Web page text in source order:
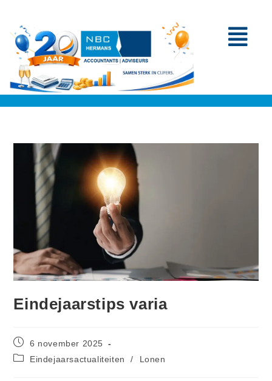
Eindejaarstips varia
6 november 2025
Eindejaarsactualiteiten
/ Lonen